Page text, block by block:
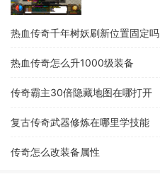
热血传奇千年树妖刷新位置固定吗
热血传奇怎么升1000级装备
传奇霸主30倍隐藏地图在哪打开
复古传奇武器修炼在哪里学技能
传奇怎么改装备属性